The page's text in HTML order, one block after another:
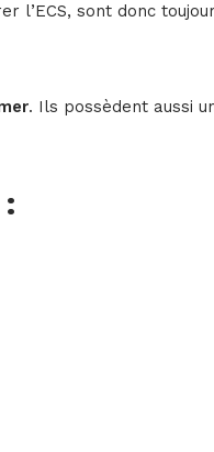
l’ECS, sont donc
. Ils possèdent aussi